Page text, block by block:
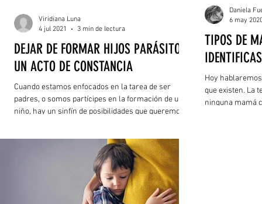
DEJAR DE FORMAR HIJOS PARÁSITOS,
UN ACTO DE CONSTANCIA
Cuando estamos enfocados en la tarea de ser
padres, o somos partícipes en la formación de un
niño, hay un sinfín de posibilidades que queremos
futuro. Sin embargo, ese es el momento justo,
donde además de disponerse a ser un gran padre,
madre o formador; también es preciso hacer
ejercicios de objetividad que nos permitan
identificar cuando la sobreprotección está por
Viridiana Luna
4 jul 2021
3 min de lectura
TIPOS DE
Hoy
que existen. La
ninguna mamá
Daniela
6 may